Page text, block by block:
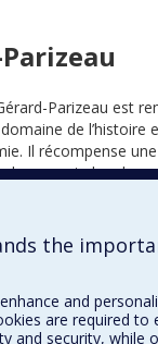
Parizeau est
de l’histoire
Il récompense
et
the
and
are required to
and security, while